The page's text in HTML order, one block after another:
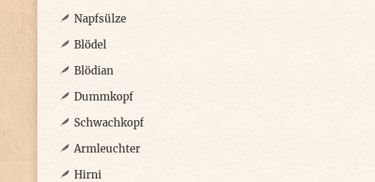
Napfsülze
Blödel
Blödian
Dummkopf
Schwachkopf
Armleuchter
Hirni